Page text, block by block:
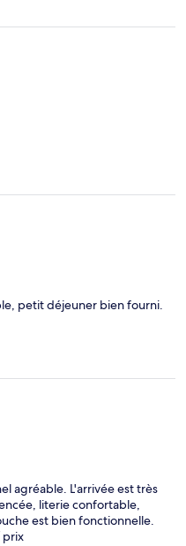
petit déjeuner bien fourni.
agréable. L'arrivée est très
literie confortable,
est bien fonctionnelle.
prix